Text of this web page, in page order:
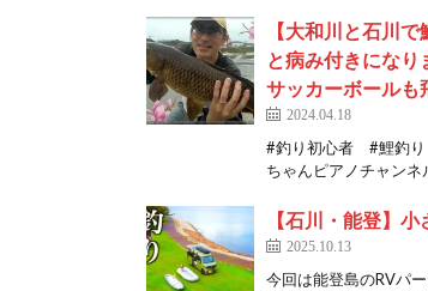
【大和川と石川
と病み付きになり
サッカーボールも
2024.04.18
#釣り初心者 #鯉釣
ちゃんピアノチャン
【石川・能登】
2025.10.13
今回は能登島のRVパ